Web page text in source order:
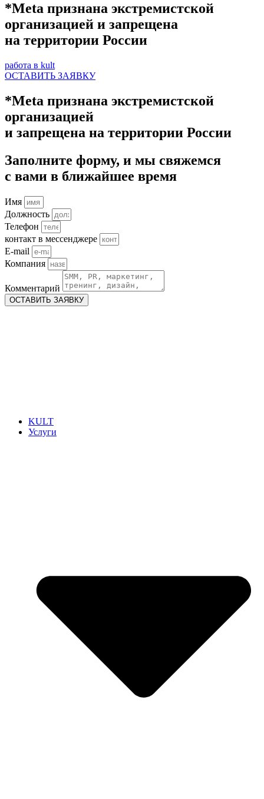
*Meta признана экстремистской
организацией и запрещена
на территории России
работа в kult
ОСТАВИТЬ ЗАЯВКУ
*Meta признана экстремистской
организацией
и запрещена на территории России
Заполните форму, и мы свяжемся
с вами в ближайшее время
Имя
Должность
Телефон
контакт в мессенджере
E-mail
Компания
Комментарий
ОСТАВИТЬ ЗАЯВКУ
KULT
Услуги